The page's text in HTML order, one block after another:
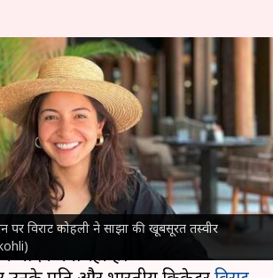
पर विराट कोहली ने साझा की खूबसूरत तस्वीर
के जन्मदिन पर विराट
की खूबसूरत
कही ये बात
2023 11:58 am
अभिनेत्रीअनुष्का शर्मारविवार (1 मई)
मना रही हैं।